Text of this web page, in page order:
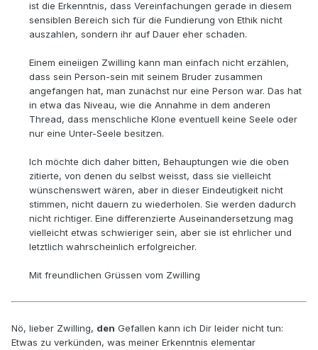
ist die Erkenntnis, dass Vereinfachungen gerade in diesem
sensiblen Bereich sich für die Fundierung von Ethik nicht
auszahlen, sondern ihr auf Dauer eher schaden.
Einem eineiigen Zwilling kann man einfach nicht erzählen,
dass sein Person-sein mit seinem Bruder zusammen
angefangen hat, man zunächst nur eine Person war. Das hat
in etwa das Niveau, wie die Annahme in dem anderen
Thread, dass menschliche Klone eventuell keine Seele oder
nur eine Unter-Seele besitzen.
Ich möchte dich daher bitten, Behauptungen wie die oben
zitierte, von denen du selbst weisst, dass sie vielleicht
wünschenswert wären, aber in dieser Eindeutigkeit nicht
stimmen, nicht dauern zu wiederholen. Sie werden dadurch
nicht richtiger. Eine differenzierte Auseinandersetzung mag
vielleicht etwas schwieriger sein, aber sie ist ehrlicher und
letztlich wahrscheinlich erfolgreicher.
Mit freundlichen Grüssen vom Zwilling
Nö, lieber Zwilling, den Gefallen kann ich Dir leider nicht tun:
Etwas zu verkünden, was meiner Erkenntnis elementar